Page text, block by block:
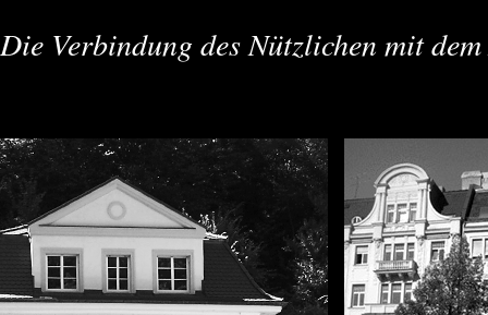
Die Verbindung des Nützlichen mit